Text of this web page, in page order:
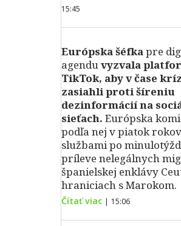
15:45
Európska šéfkapre
agenduvyzvala
TikTok, aby v čase
zasiahli proti šíreniu
dezinformácií na
sieťach. Európska
podľa nej v piatok
službami po
príleve nelegálnych
španielskej enklávy
hraniciach s Marokom.
Čítať viac | 15:06